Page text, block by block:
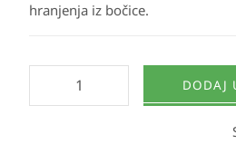
hranjenja iz bočice.
DODAJ